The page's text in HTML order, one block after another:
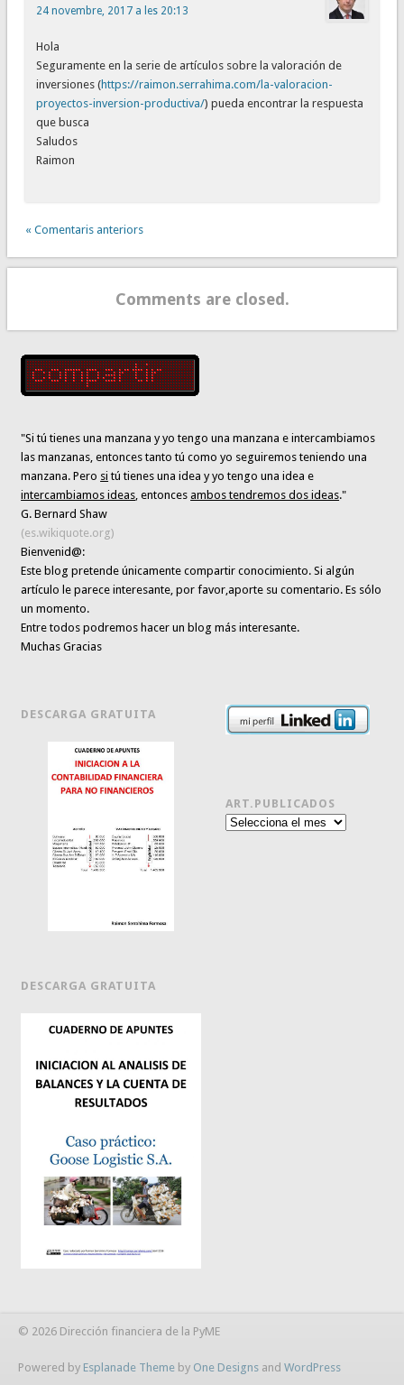
24 novembre, 2017 a les 20:13
Hola
Seguramente en la serie de artículos sobre la valoración de
inversiones (https://raimon.serrahima.com/la-valoracion-
proyectos-inversion-productiva/) pueda encontrar la respuesta
que busca
Saludos
Raimon
« Comentaris anteriors
Comments are closed.
"Si tú tienes una manzana y yo tengo una manzana e intercambiamos
las manzanas, entonces tanto tú como yo seguiremos teniendo una
manzana. Pero si tú tienes una idea y yo tengo una idea e
intercambiamos ideas , entoncesambos tendremos dos ideas."
G. Bernard Shaw
(es.wikiquote.org)
Bienvenid@:
Este blog pretende únicamentecompartir conocimiento. Si algún
artículo le parece interesante,por favor,aporte su comentario. Es sólo
un momento.
Entre todos podremos hacer un blog más interesante.
Muchas Gracias
DESCARGA GRATUITA
DESCARGA GRATUITA
ART.PUBLICADOS
Art.publicados
© 2026 Dirección financiera de la PyME
Powered by Esplanade Theme by One Designs and WordPress